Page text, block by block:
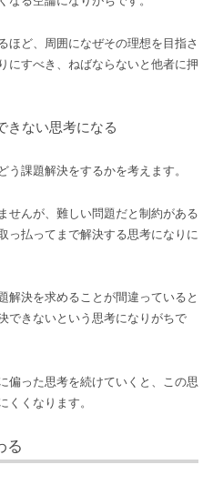
ほど、周囲になぜその理想を目指さ
にすべき、ねばならないと他者に押
きない思考になる
課題解決をするかを考えます。
せんが、難しい問題だと制約がある
っ払ってまで解決する思考になりに
解決を求めることが間違っていると
できないという思考になりがちで
偏った思考を続けていくと、この思
くくなります。
る